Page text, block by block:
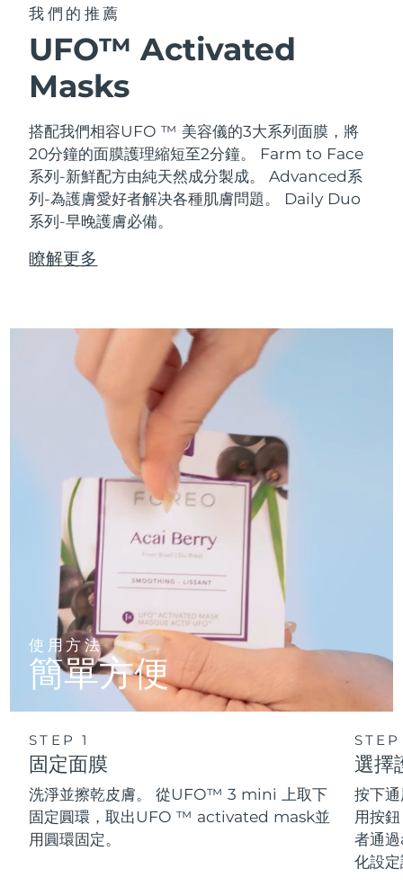
我們的推薦
UFO™ Activated
Masks
搭配我們相容UFO ™ 美容儀的3大系列面膜，將
20分鐘的面膜護理縮短至2分鐘。
Farm to Face
系列-新鮮配方由純天然成分製成。 Advanced系
列-為護膚愛好者解决各種肌膚問題。 Daily Duo
系列-早晚護膚必備。
瞭解更多
使用方法
簡單方便
STEP 1
固定面膜
洗淨並擦乾皮膚。 從UFO™ 3 mini 上取下
固定圓環，取出UFO ™ activated mask並
用圓環固定。
選擇
按下
用按
者通
化設